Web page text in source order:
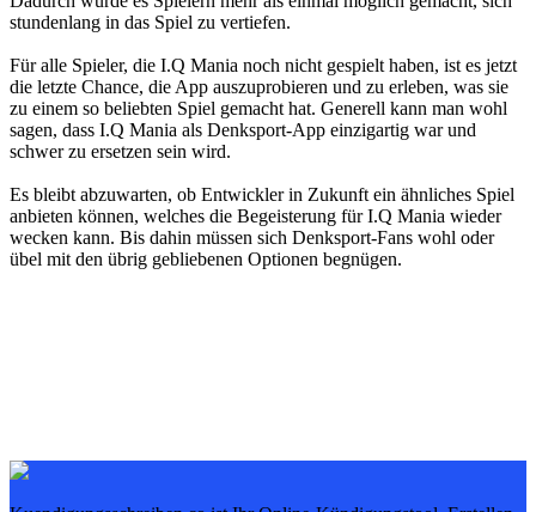
stundenlang in das Spiel zu vertiefen.
Für alle Spieler, die I.Q Mania noch nicht gespielt haben, ist es jetzt
die letzte Chance, die App auszuprobieren und zu erleben, was sie
zu einem so beliebten Spiel gemacht hat. Generell kann man wohl
sagen, dass I.Q Mania als Denksport-App einzigartig war und
schwer zu ersetzen sein wird.
Es bleibt abzuwarten, ob Entwickler in Zukunft ein ähnliches Spiel
anbieten können, welches die Begeisterung für I.Q Mania wieder
wecken kann. Bis dahin müssen sich Denksport-Fans wohl oder
übel mit den übrig gebliebenen Optionen begnügen.